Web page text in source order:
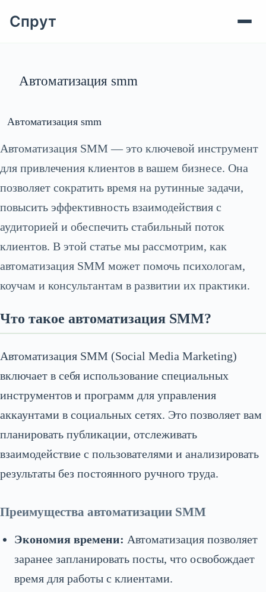
Автоматизация smm
Спрут
Автоматизация smm
Автоматизация SMM — это ключевой инструмент
для привлечения клиентов в вашем бизнесе. Она
позволяет сократить время на рутинные задачи,
повысить эффективность взаимодействия с
аудиторией и обеспечить стабильный поток
клиентов. В этой статье мы рассмотрим, как
автоматизация SMM может помочь психологам,
коучам и консультантам в развитии их практики.
Что такое автоматизация SMM?
Автоматизация SMM (Social Media Marketing)
включает в себя использование специальных
инструментов и программ для управления
аккаунтами в социальных сетях. Это позволяет вам
планировать публикации, отслеживать
взаимодействие с пользователями и анализировать
результаты без постоянного ручного труда.
Преимущества автоматизации SMM
Экономия времени: Автоматизация позволяет
заранее запланировать посты, что освобождает
время для работы с клиентами.